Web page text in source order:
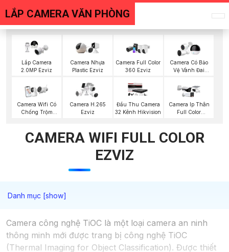
LẮP CAMERA VĂN PHÒNG
Lắp Camera
2.0MP Ezviz
Camera Nhựa
Plastic Ezviz
Camera Full Color
360 Ezviz
Camera Có Bảo
Vệ Vành Đai
Camera Wifi Có
Chống Trộm
Camera H.265
Ezviz
Đầu Thu Camera
32 Kênh Hikvision
Camera Ip Thân
Full Color
CAMERA WIFI FULL COLOR
EZVIZ
Camera công nghệ TiOC là một loại camera an ninh
thông minh mới được trang bị công nghệ TiOC
(Thermal Imaging for Object Classification). Được thiết